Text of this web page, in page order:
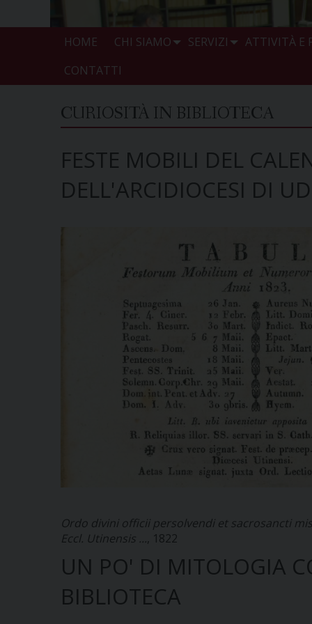
HOME CHI SIAMO SERVIZI
ATTIVITÀ E
CONTATTI
CURIOSITÀ IN BIBLIOTECA
FESTE MOBILI DEL
DELL'ARCIDIOCESI DI
Ordo divini officii persolvendi et sacrosancti
Eccl. Utinensis ..., 1822
UN PO' DI MITOLOGIA
BIBLIOTECA